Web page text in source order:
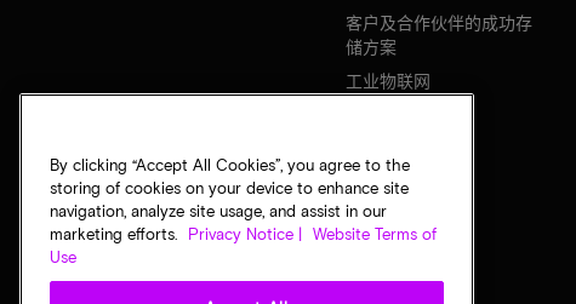
客户及合作伙伴的成功存
储方案
工业物联网
By clicking “Accept All Cookies”, you agree to the
storing of cookies on your device to enhance site
navigation, analyze site usage, and assist in our
marketing efforts.
Privacy Notice |
Website Terms of
Use